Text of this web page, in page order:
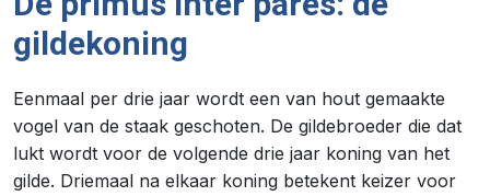
gildekoning
Eenmaal per drie jaar wordt een van hout gemaakte
vogel van de staak geschoten. De gildebroeder die dat
lukt wordt voor de volgende drie jaar koning van het
gilde. Driemaal na elkaar koning betekent keizer voor